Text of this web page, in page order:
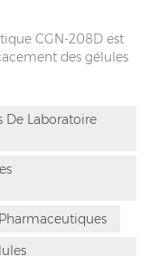
CGN-208D est
des gélules
une utilisation
est de 30000
de semis
des
De Laboratoire